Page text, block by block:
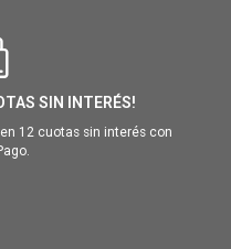
SIN INTERÉS!
12 cuotas sin interés con